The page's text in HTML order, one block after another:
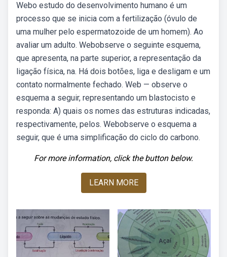
Webo estudo do desenvolvimento humano é um
processo que se inicia com a fertilização (óvulo de
uma mulher pelo espermatozoide de um homem). Ao
avaliar um adulto. Webobserve o seguinte esquema,
que apresenta, na parte superior, a representação da
ligação física, na. Há dois botões, liga e desligam e um
contato normalmente fechado. Web — observe o
esquema a seguir, representando um blastocisto e
responda: A) quais os nomes das estruturas indicadas,
respectivamente, pelos. Webobserve o esquema a
seguir, que é uma simplificação do ciclo do carbono.
For more information, click the button below.
LEARN MORE